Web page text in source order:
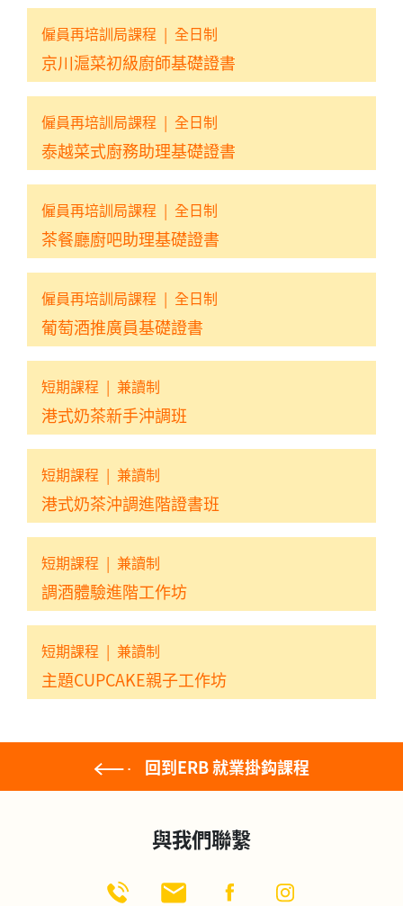
僱員再培訓局課程 | 全日制
京川滬菜初級廚師基礎證書
僱員再培訓局課程 | 全日制
泰越菜式廚務助理基礎證書
僱員再培訓局課程 | 全日制
茶餐廳廚吧助理基礎證書
僱員再培訓局課程 | 全日制
葡萄酒推廣員基礎證書
短期課程 | 兼讀制
港式奶茶新手沖調班
短期課程 | 兼讀制
港式奶茶沖調進階證書班
短期課程 | 兼讀制
調酒體驗進階工作坊
短期課程 | 兼讀制
主題CUPCAKE親子工作坊
回到ERB 就業掛鈎課程
與我們聯繫